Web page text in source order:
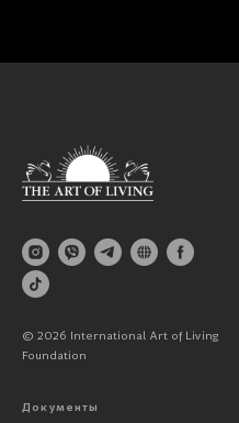
© 2026 International Art of Living
Foundation
Документы